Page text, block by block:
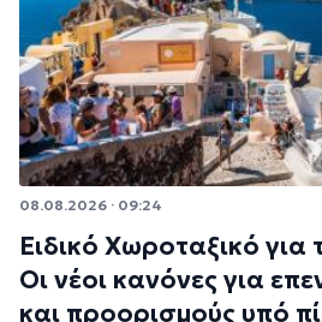
08.08.2026 · 09:24
Ειδικό Χωροταξικό για
Οι νέοι κανόνες για
και προορισμούς υπό